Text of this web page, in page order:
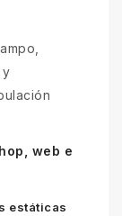
y
web e
estáticas